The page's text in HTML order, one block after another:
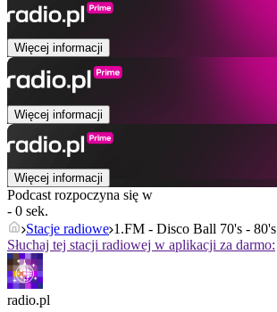
Więcej informacji
Więcej informacji
Więcej informacji
Podcast rozpoczyna się w
- 0 sek.
Stacje radiowe 1.FM - Disco Ball 70's - 80's
Słuchaj tej stacji radiowej w aplikacji za darmo:
radio.pl